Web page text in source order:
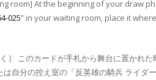
room] At the beginning of your draw
025” in your waiting room, place it
］ このカードが手札から舞台に置かれた
自分の控え室の「反英雄の騎兵 ライダ